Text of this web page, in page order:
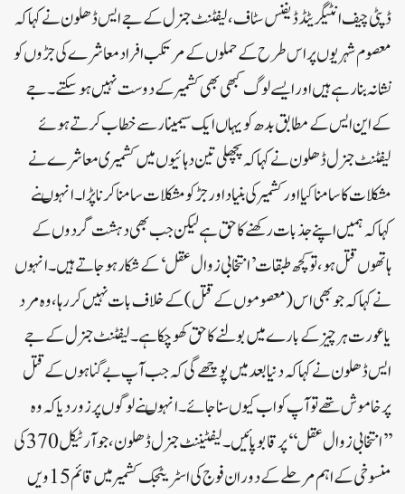
ڈپٹی چیف انٹیگریٹڈ ڈیفنس سٹاف ،لیفٹنٹ جنرل کے جے ایس ڈھلون نے کہا کہ
معصوم شہریوں پر اس طرح کے حملوں کے مرتکب افراد معاشرے کی جڑوں کو
نشانہ بنا رہے ہیں اور ایسے لوگ کبھی بھی کشمیر کے دوست نہیں ہو سکتے۔جے
کے این ایس کے مطابق بدھ کو یہاں ایک سیمینار سے خطاب کرتے ہوئے
لیفٹنٹ جنرل ڈھلون نے کہاکہ پچھلی تین دہائیوں میں کشمیری معاشرے نے
مشکلات کا سامنا کیا اور کشمیر کی بنیاد اور جڑ کومشکلات سامنا کرنا پڑا۔انہوںنے
کہاکہ ہمیں اپنے جذبات رکھنے کا حق ہے لیکن جب بھی دہشت گردوں کے
ہاتھوں قتل ہو، توکچھ طبقات ’انتخابی زوال عقل ‘کے شکار ہوجاتے ہیں ۔انہوں
نے کہا کہ جو بھی اس (معصوموں کے قتل) کے خلاف بات نہیں کر رہا ، وہ مرد
یا عورت ہر چیز کے بارے میں بولنے کا حق کھو چکا ہے۔ لیفٹنٹ جنرل کے جے
ایس ڈھلون نے کہا کہ دنیا بعد میں پوچھے گی کہ جب آپ بے گناہوں کے قتل
پر خاموش تھے تو آپ کو اب کیوں سنا جائے۔ انہوںنے لوگوں پر زور دیا کہ وہ
’’انتخابی زوال عقل ‘‘ پر قابو پائیں۔لیفٹیننٹ جنرل ڈھلون ، جو آرٹیکل370 کی
منسوخی کے اہم مرحلے کے دوران فوج کی اسٹریٹجک کشمیر میں قائم 15ویں